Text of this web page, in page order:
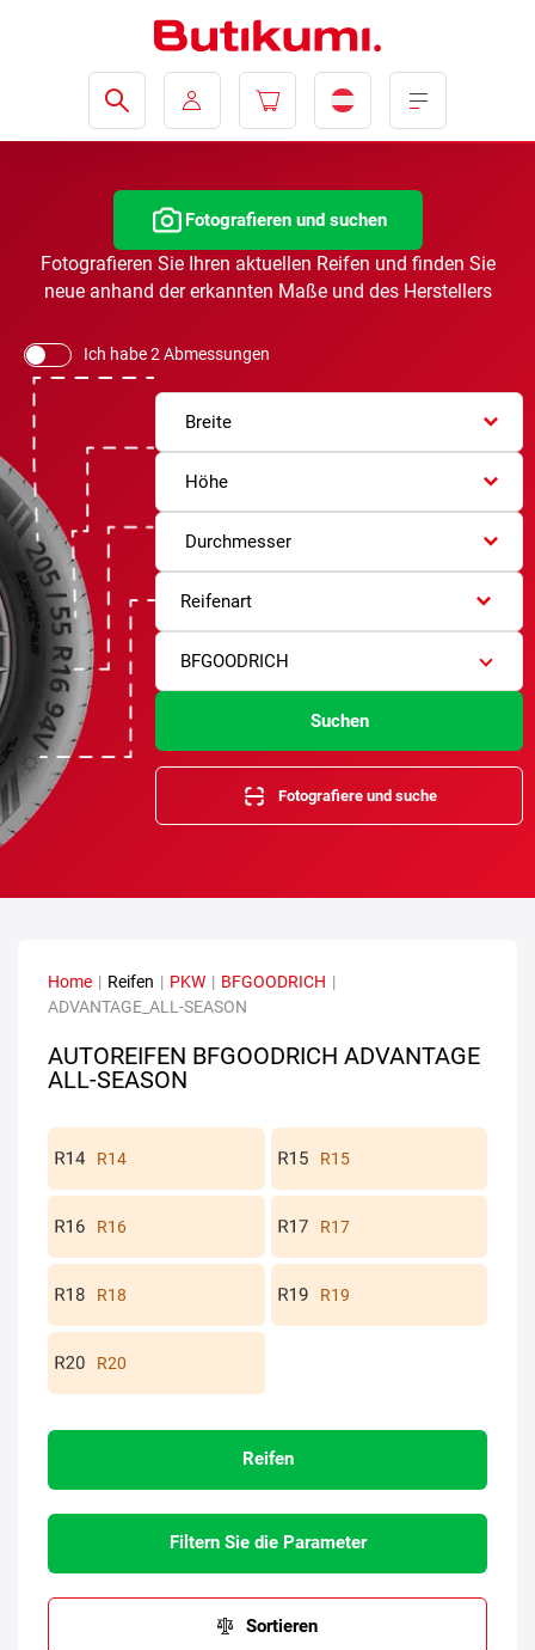
Fotografieren und suchen
Fotografieren Sie Ihren aktuellen Reifen und finden Sie
neue anhand der erkannten Maße und des Herstellers
Ich habe 2 Abmessungen
Breite
Höhe
Durchmesser
Reifenart
BFGOODRICH
Suchen
Fotografiere und suche
Home | Reifen | PKW | BFGOODRICH |
ADVANTAGE_ALL-SEASON
AUTOREIFEN BFGOODRICH ADVANTAGE
ALL-SEASON
R14 R15
R16 R17
R18 R19
R20
Reifen
Filtern Sie die Parameter
Sortieren